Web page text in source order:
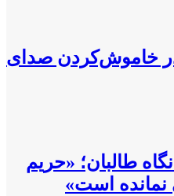
خاموش‌کردن صدای
طالبان؛ «حریم
است»